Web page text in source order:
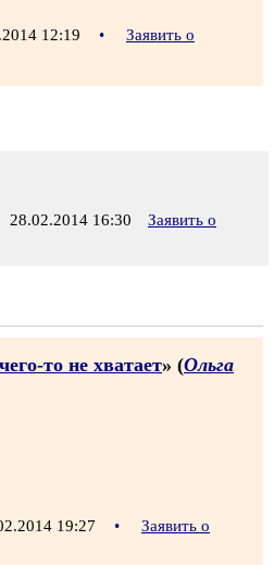
12:19 •
Заявить о
28.02.2014 16:30
Заявить о
то не хватает» (Ольга
19:27 •
Заявить о